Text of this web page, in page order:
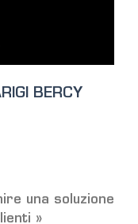
BERCY
una soluzione
»